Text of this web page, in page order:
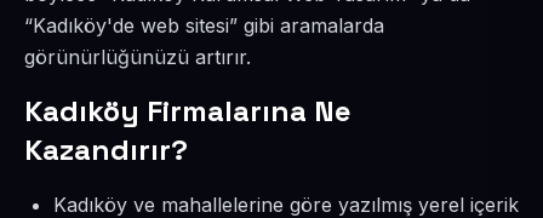
“Kadıköy'de web sitesi” gibi aramalarda
görünürlüğünüzü artırır.
Kadıköy Firmalarına Ne
Kazandırır?
Kadıköy ve mahallelerine göre yazılmış yerel içerik